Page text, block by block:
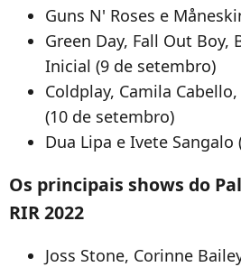
Guns N' Roses e
Green Day, Fall Out Boy,
Inicial (9 de setembro)
Coldplay, Camila
(10 de setembro)
Dua Lipa e Ivete
Os principais shows do
RIR 2022
Joss Stone, Corinne